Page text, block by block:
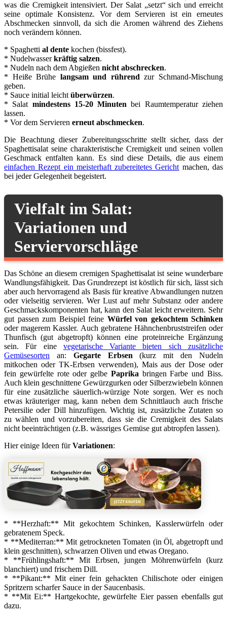
was die Cremigkeit intensiviert. Der Salat „setzt“ sich und erreicht
seine optimale Konsistenz. Vor dem Servieren ist ein erneutes
Abschmecken sinnvoll, da sich die Aromen während des Ziehens
noch verändern können.
* Spaghetti al dente kochen (bissfest).
* Nudelwasserkräftig salzen.
* Nudeln nach dem Abgießen nicht abschrecken.
* Heiße Brühe langsam und rührend zur Schmand-Mischung
geben.
* Sauce initial leicht überwürzen.
* Salat mindestens 15-20 Minuten bei Raumtemperatur ziehen
lassen.
* Vor dem Servieren erneut abschmecken.
Die Beachtung dieser Zubereitungsschritte stellt sicher, dass der
Spaghettisalat seine charakteristische Cremigkeit und seinen vollen
Geschmack entfalten kann. Es sind diese Details, die aus einem
einfachen Rezept ein meisterhaft zubereitetes Gericht machen, das
bei jeder Gelegenheit begeistert.
Vielfalt im Salat:
Variationen und
Serviervorschläge
Das Schöne an diesem cremigen Spaghettisalat ist seine wunderbare
Wandlungsfähigkeit. Das Grundrezept ist köstlich für sich, lässt sich
aber auch hervorragend als Basis für kreative Abwandlungen nutzen
oder vielseitig servieren. Wer Lust auf mehr Substanz oder andere
Geschmackskomponenten hat, kann den Salat leicht erweitern. Sehr
gut passen zum Beispiel feine Würfel von gekochtem Schinken
oder magerem Kassler. Auch gebratene Hähnchenbruststreifen oder
Thunfisch (gut abgetropft) können eine proteinreiche Ergänzung
sein. Für eine vegetarische Variante bieten sich zusätzliche
Gemüsesorten an: Gegarte Erbsen (kurz mit den Nudeln
mitkochen oder TK-Erbsen verwenden), Mais aus der Dose oder
fein gewürfelte rote oder gelbe Paprika bringen Farbe und Biss.
Auch klein geschnittene Gewürzgurken oder Silberzwiebeln können
für eine zusätzliche säuerlich-würzige Note sorgen. Wer es noch
etwas kräuteriger mag, kann neben dem Schnittlauch auch frische
Petersilie oder Dill hinzufügen. Wichtig ist, zusätzliche Zutaten so
zu wählen und vorzubereiten, dass sie die Cremigkeit des Salats
nicht beeinträchtigen (z.B. wässriges Gemüse gut abtropfen lassen).
Hier einige Ideen fürVariationen:
* **Herzhaft:** Mit gekochtem Schinken, Kasslerwürfeln oder
gebratenem Speck.
* **Mediterran:** Mit getrockneten Tomaten (in Öl, abgetropft und
klein geschnitten), schwarzen Oliven und etwas Oregano.
* **Frühlingshaft:** Mit Erbsen, jungen Möhrenwürfeln (kurz
blanchiert) und frischem Dill.
* **Pikant:** Mit einer fein gehackten Chilischote oder einigen
Spritzern scharfer Sauce in der Saucenbasis.
* **Mit Ei:** Hartgekochte, gewürfelte Eier passen ebenfalls gut
dazu.